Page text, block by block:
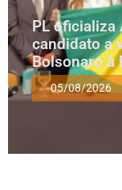
PL oficializa
candidato a
Bolsonaro à
05/08/2026